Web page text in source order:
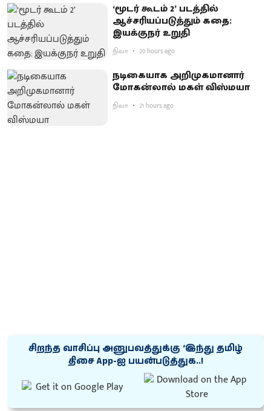
‘மூடர் கூடம் 2’ படத்தில்
ஆச்சரியப்படுத்​தும் கதை:
இயக்குநர் உறுதி
நிலா 20 hours ago
நடிகையாக அறிமுகமானார்
மோகன்லால் மகள் விஸ்மயா
நிலா 21 hours ago
சிறந்த வாசிப்பு அனுபவத்துக்கு ‘இந்து தமிழ்
திசை App-ஐ பயன்படுத்துக..!